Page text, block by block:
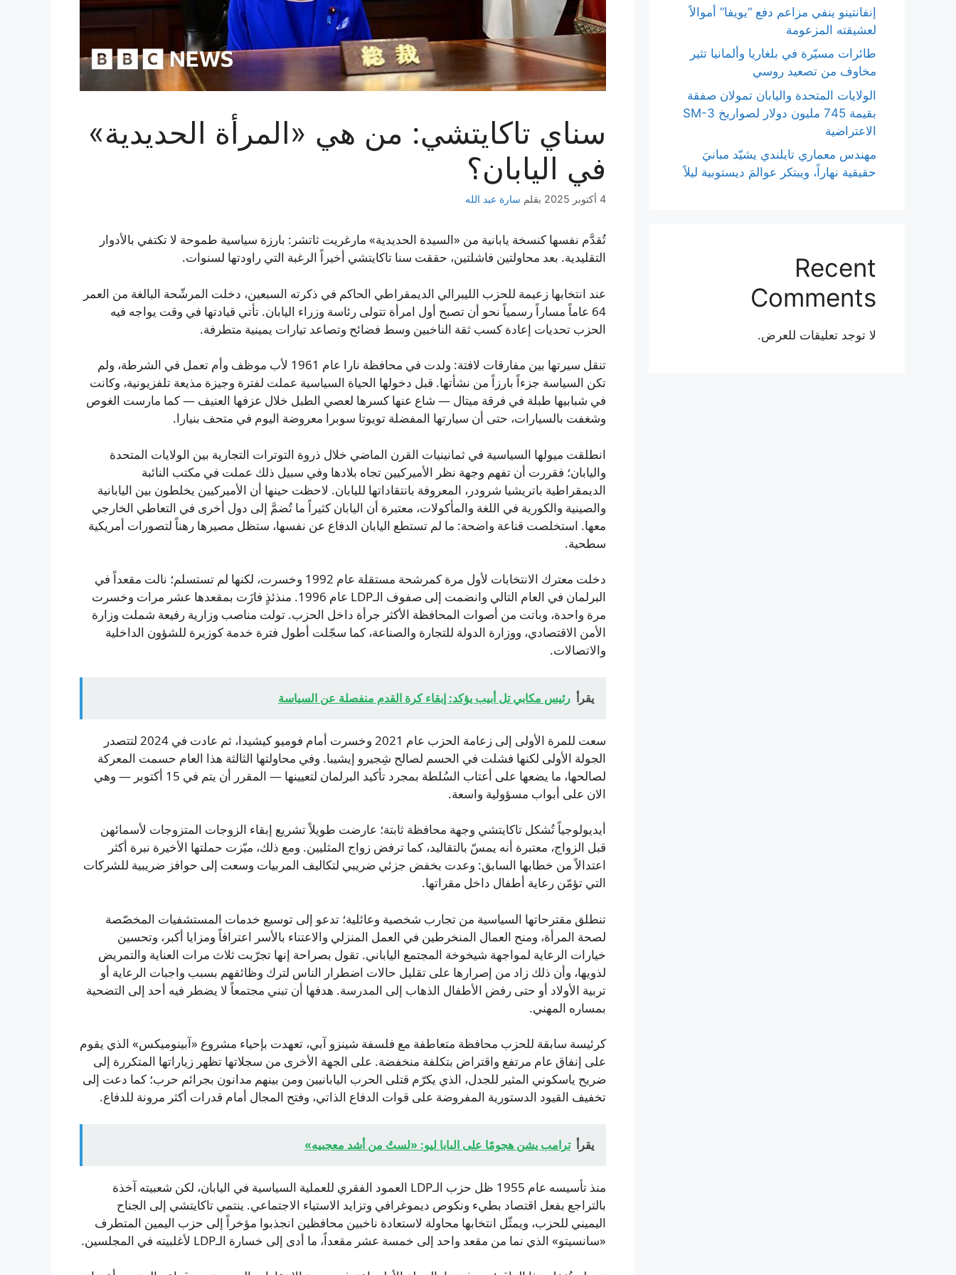
سناي تاكايتشي: من هي «المرأة الحديدية»
في اليابان؟
4 أكتوبر 2025 بقلم سارة عبد الله
تُقدَّم نفسها كنسخة يابانية من «السيدة الحديدية» مارغريت ثاتشر: بارزة سياسية طموحة لا تكتفي بالأدوار
التقليدية. بعد محاولتين فاشلتين، حققت سنا تاكايتشي أخيراً الرغبة التي راودتها لسنوات.
عند انتخابها زعيمة للحزب الليبرالي الديمقراطي الحاكم في ذكرته السبعين، دخلت المرشّحة البالغة من العمر
64 عاماً مساراً رسمياً نحو أن تصبح أول امرأة تتولى رئاسة وزراء اليابان. تأتي قيادتها في وقت يواجه فيه
الحزب تحديات إعادة كسب ثقة الناخبين وسط فضائح وتصاعد تيارات يمينية متطرفة.
تنقل سيرتها بين مفارقات لافتة: ولدت في محافظة نارا عام 1961 لأب موظف وأم تعمل في الشرطة، ولم
تكن السياسة جزءاً بارزاً من نشأتها. قبل دخولها الحياة السياسية عملت لفترة وجيزة مذيعة تلفزيونية، وكانت
في شبابيها طبلة في فرقة ميتال — شاع عنها كسرها لعصي الطبل خلال عزفها العنيف — كما مارست الغوص
وشغفت بالسيارات، حتى أن سيارتها المفضلة تويوتا سوبرا معروضة اليوم في متحف بنيارا.
انطلقت ميولها السياسية في ثمانينيات القرن الماضي خلال ذروة التوترات التجارية بين الولايات المتحدة
واليابان؛ فقررت أن تفهم وجهة نظر الأميركيين تجاه بلادها وفي سبيل ذلك عملت في مكتب النائبة
الديمقراطية باتريشيا شرودر، المعروفة بانتقاداتها لليابان. لاحظت حينها أن الأميركيين يخلطون بين اليابانية
والصينية والكورية في اللغة والمأكولات، معتبرة أن اليابان كثيراً ما تُضمَّ إلى دول أخرى في التعاطي الخارجي
معها. استخلصت قناعة واضحة: ما لم تستطع اليابان الدفاع عن نفسها، ستظل مصيرها رهناً لتصورات أمريكية
سطحية.
دخلت معترك الانتخابات لأول مرة كمرشحة مستقلة عام 1992 وخسرت، لكنها لم تستسلم؛ نالت مقعداً في
البرلمان في العام التالي وانضمت إلى صفوف الـLDP عام 1996. منذئذٍ فازَت بمقعدها عشر مرات وخسرت
مرة واحدة، وباتت من أصوات المحافظة الأكثر جرأة داخل الحزب. تولت مناصب وزارية رفيعة شملت وزارة
الأمن الاقتصادي، ووزارة الدولة للتجارة والصناعة، كما سجّلت أطول فترة خدمة كوزيرة للشؤون الداخلية
والاتصالات.
يقرأ رئيس مكابي تل أبيب يؤكد: إبقاء كرة القدم منفصلة عن السياسة
سعت للمرة الأولى إلى زعامة الحزب عام 2021 وخسرت أمام فوميو كيشيدا، ثم عادت في 2024 لتتصدر
الجولة الأولى لكنها فشلت في الحسم لصالح شِجيرو إيشيبا. وفي محاولتها الثالثة هذا العام حسمت المعركة
لصالحها، ما يضعها على أعتاب السُلطة بمجرد تأكيد البرلمان لتعيينها — المقرر أن يتم في 15 أكتوبر — وهي
الان على أبواب مسؤولية واسعة.
أيديولوجياً تُشكل تاكايتشي وجهة محافظة ثابتة؛ عارضت طويلاً تشريع إبقاء الزوجات المتزوجات لأسمائهن
قبل الزواج، معتبرة أنه يمسّ بالتقاليد، كما ترفض زواج المثليين. ومع ذلك، ميّزت حملتها الأخيرة نبرة أكثر
اعتدالاً من خطابها السابق: وعدت بخفض جزئي ضريبي لتكاليف المربيات وسعت إلى حوافز ضريبية للشركات
التي تؤمّن رعاية أطفال داخل مقراتها.
تنطلق مقترحاتها السياسية من تجارب شخصية وعائلية؛ تدعو إلى توسيع خدمات المستشفيات المخصّصة
لصحة المرأة، ومنح العمال المنخرطين في العمل المنزلي والاعتناء بالأسر اعترافاً ومزايا أكبر، وتحسين
خيارات الرعاية لمواجهة شيخوخة المجتمع الياباني. تقول بصراحة إنها تجرّبت ثلاث مرات العناية والتمريض
لذويها، وأن ذلك زاد من إصرارها على تقليل حالات اضطرار الناس لترك وظائفهم بسبب واجبات الرعاية أو
تربية الأولاد أو حتى رفض الأطفال الذهاب إلى المدرسة. هدفها أن تبني مجتمعاً لا يضطر فيه أحد إلى التضحية
بمساره المهني.
كرئيسة سابقة للحزب محافظة متعاطفة مع فلسفة شينزو آبي، تعهدت بإحياء مشروع «آبينوميكس» الذي يقوم
على إنفاق عام مرتفع واقتراض بتكلفة منخفضة. على الجهة الأخرى من سجلاتها تظهر زياراتها المتكررة إلى
ضريح ياسكوني المثير للجدل، الذي يكرّم قتلى الحرب اليابانيين ومن بينهم مدانون بجرائم حرب؛ كما دعت إلى
تخفيف القيود الدستورية المفروضة على قوات الدفاع الذاتي، وفتح المجال أمام قدرات أكثر مرونة للدفاع.
يقرأ ترامب يشن هجومًا على البابا ليو: «لستُ من أشد معجبيه»
منذ تأسيسه عام 1955 ظل حزب الـLDP العمود الفقري للعملية السياسية في اليابان، لكن شعبيته آخذة
بالتراجع بفعل اقتصاد بطيء ونكوص ديموغرافي وتزايد الاستياء الاجتماعي. ينتمي تاكايتشي إلى الجناح
اليميني للحزب، ويمثّل انتخابها محاولة لاستعادة ناخبين محافظين انجذبوا مؤخراً إلى حزب اليمين المتطرف
«سانسيتو» الذي نما من مقعد واحد إلى خمسة عشر مقعداً، ما أدى إلى خسارة الـLDP لأغلبيته في المجلسين.
إنفانتينو ينفي مزاعم دفع “يويفا” أموالاً
لعشيقته المزعومة
طائرات مسيّرة في بلغاريا وألمانيا تثير
مخاوف من تصعيد روسي
الولايات المتحدة واليابان تمولان صفقة
بقيمة 745 مليون دولار لصواريخ SM-3
الاعتراضية
مهندس معماري تايلندي يشيّد مبانيَ
حقيقية نهاراً، ويبتكر عوالمَ ديستوبية ليلاً
Recent
Comments
لا توجد تعليقات للعرض.